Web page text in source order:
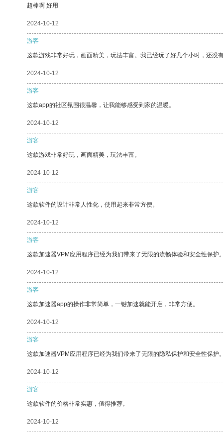
超棒啊 好用
2024-10-12
游客
这款游戏非常好玩，画面精美，玩法丰富。我已经玩了好几个小时，还没
2024-10-12
游客
这款app的社区氛围很温馨，让我能够感受到家的温暖。
2024-10-12
游客
这款游戏非常好玩，画面精美，玩法丰富。
2024-10-12
游客
这款软件的设计非常人性化，使用起来非常方便。
2024-10-12
游客
这款加速器VPM应用程序已经为我们带来了无限的流畅体验和安全性保护
2024-10-12
游客
这款加速器app的操作非常简单，一键加速就能开启，非常方便。
2024-10-12
游客
这款加速器VPM应用程序已经为我们带来了无限的隐私保护和安全性保护
2024-10-12
游客
这款软件的价格非常实惠，值得推荐。
2024-10-12